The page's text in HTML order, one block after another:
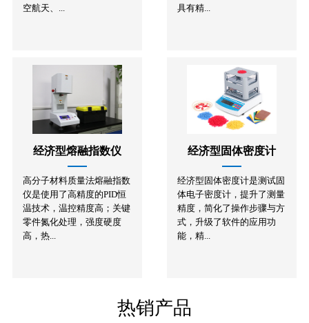
空航天、...
具有精...
经济型熔融指数仪
高分子材料质量法熔融指数
仪是使用了高精度的PID恒
温技术，温控精度高；关键
零件氮化处理，强度硬度
高，热...
经济型固体密度计
经济型固体密度计是测试固
体电子密度计，提升了测量
精度，简化了操作步骤与方
式，升级了软件的应用功
能，精...
热销产品